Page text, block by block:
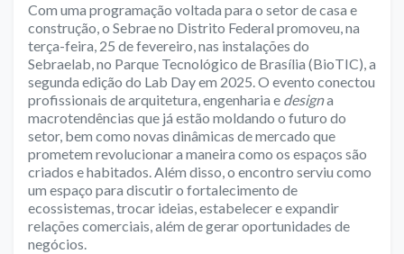
Com uma programação voltada para o setor de casa e
construção, o Sebrae no Distrito Federal promoveu, na
terça-feira, 25 de fevereiro, nas instalações do
Sebraelab, no Parque Tecnológico de Brasília (BioTIC), a
segunda edição do Lab Day em 2025. O evento conectou
profissionais de arquitetura, engenharia e designa
macrotendências que já estão moldando o futuro do
setor, bem como novas dinâmicas de mercado que
prometem revolucionar a maneira como os espaços são
criados e habitados. Além disso, o encontro serviu como
um espaço para discutir o fortalecimento de
ecossistemas, trocar ideias, estabelecer e expandir
relações comerciais, além de gerar oportunidades de
negócios.